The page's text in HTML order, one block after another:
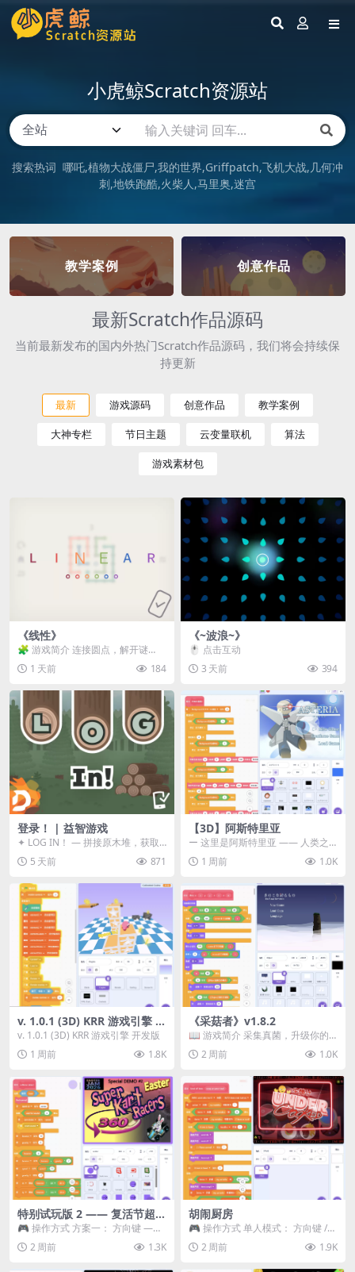
小虎鲸Scratch资源站
搜索热词 哪吒 植物大战僵尸 我的世界 Griffpatch 飞机大战 几何冲
刺 地铁跑酷 火柴人 马里奥 迷宫
教学案例 创意作品
最新Scratch作品源码
当前最新发布的国内外热门Scratch作品源码，我们将会持续保
持更新
最新 游戏源码 创意作品 教学案例
大神专栏 节日主题 云变量联机 算法
游戏素材包
《线性》
🧩 游戏简介 连接圆点，解开谜
题。 ⚠️ 重要提示 所有关卡均可通
关，请确保使用...
1 天前 184
《~波浪~》
🖱️ 点击互动
3 天前
394
登录！ | 益智游戏
✦ LOG IN！ — 拼接原木堆，获取
分数！ ᑕ☲◎ ᑕ☲◎ ᑕ☲◎ ᑕ☲◎ ...
5 天前 871
【3D】阿斯特里亚
ー 这里是阿斯特里亚 —— 人类之
罪与未来希望交汇之地 📖 游戏简
介 《阿斯特里...
1 周前 1.0K
v. 1.0.1 (3D) KRR 游戏引擎 开
发版
v. 1.0.1 (3D) KRR 游戏引擎 开发版
1 周前
1.8K
《采菇者》v1.8.2
📖 游戏简介 采集真菌，升级你的
机体，并前往未知领域探索。 这是
一款静谧的探索冒...
2 周前 1.0K
特别试玩版 2 —— 复活节超级
卡丁车赛
🎮 操作方式 方案一： 方向键 ——
移动 Z —— 跳跃 / 漂移 方案二： ...
2 周前 1.3K
胡闹厨房
🎮 操作方式 单人模式： 方向键 /
WASD —— 移动 Z / K —— 抓...
2 周前 1.9K